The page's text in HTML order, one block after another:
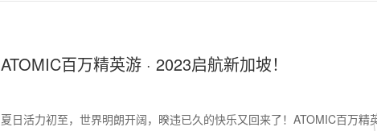
ATOMIC百万精英游 · 2023启航新加坡！
夏日活力初至，世界明朗开阔，暌违已久的快乐又回来了！ATOMIC百万精